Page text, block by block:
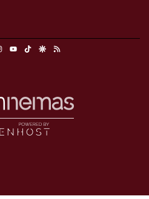
InstagramTikTokGoogle Discover